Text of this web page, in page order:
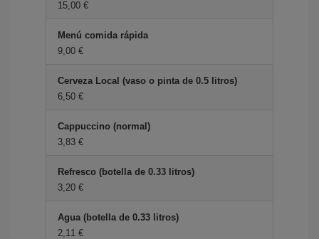
15,00 €
Menú comida rápida
9,00 €
Cerveza Local (vaso o pinta de 0.5 litros)
6,50 €
Cappuccino (normal)
3,83 €
Refresco (botella de 0.33 litros)
3,20 €
Agua (botella de 0.33 litros)
2,11 €